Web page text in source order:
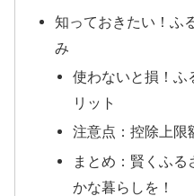
知っておきたい！ふ
み
使わないと損！ふ
リット
注意点：控除上限
まとめ：賢くふ
かな暮らしを！